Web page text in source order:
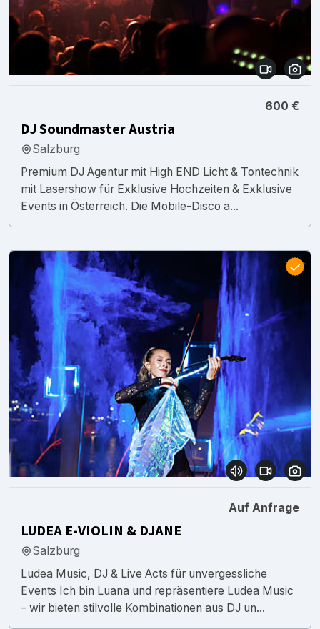
600 €
DJ Soundmaster Austria
Salzburg
Premium DJ Agentur mit High END Licht & Tontechnik
mit Lasershow für Exklusive Hochzeiten & Exklusive
Events in Österreich. Die Mobile-Disco a...
Auf Anfrage
LUDEA E-VIOLIN & DJANE
Salzburg
Ludea Music, DJ & Live Acts für unvergessliche
Events Ich bin Luana und repräsentiere Ludea Music
– wir bieten stilvolle Kombinationen aus DJ un...